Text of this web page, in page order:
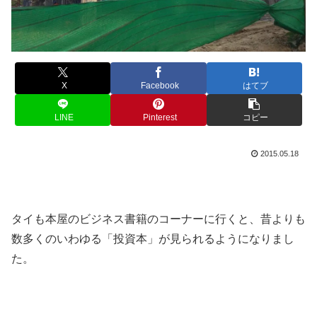
X Facebook はてブ
LINE Pinterest コピー
2015.05.18
タイも本屋のビジネス書籍のコーナーに行くと、昔よりも
数多くのいわゆる「投資本」が見られるようになりまし
た。